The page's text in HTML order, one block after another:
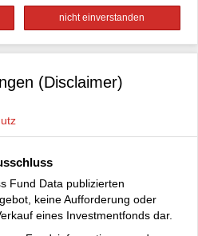
(Disclaimer)
Fund Data publizierten
keine Aufforderung oder
eines Investmentfonds dar.